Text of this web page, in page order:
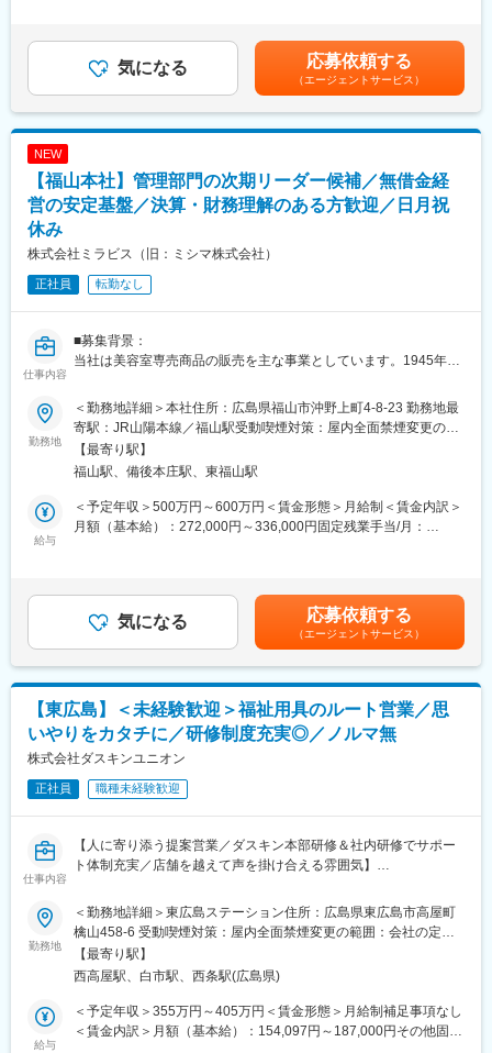
「Change」時代の変化に対応した、柔軟性のある企業を目指しま
「Chance」努力する者のみ機会が与えられます。これを逃さぬよ
変更の範囲：会社の定める業務
・現場納品、現場実測、見積作成
・工事関係者との打合せ、職人の手配
■組織構成：
拡大フェーズであり、若手も裁量持って活躍できます！
各県に営業所がある為、県外出張はほとんどございません。
担当エリアでの営業活動を中心に実施頂きます！
■研修制度
未経験の方は、慣れるまで先輩社員が同行します。
★入社後1か月
・商材知識を身に着ける（「建材の種類や、その施工方法の勉強
からスタートし、メーカーさんの勉強会、ショールーム見学）
・電話受注からスタート
■同社について：
福岡市天神に本社を構える、インテリアの総合商社として、メー
カーと内装業者との橋渡しを担ってます。商品の取扱数は九州ト
ビス体制の確立をめざして、九州一円にネットワークを整備。福
岡市天神の本社を拠点とし、福岡東・福岡西・福岡南・北九州・
山口・長崎・熊本・大分・宮崎・鹿児島に営業所、久留米に出張
所を展開しています。また、沖縄には総代理店を持ち、福岡本社
との密接な連携のもと、地域特有のニーズの発掘と地場の特性に
密着した活動を展開しています。
変更の範囲：会社の定める業務
有＜給与補足＞■昇給：あり■賞与：年2回（計3.20ヶ月分※前年度
実績）■固定残業手当：45時間分を営業手当として支給■その他固
定手当：・住宅（一律）手当：10,000円賃金はあくまでも目安の
金額であり、選考を通じて上下する可能性があります。月給(月額)
は固定手当を含めた表記です。
気になる 応募依頼する
（エージェントサービス）
NEW
【福山本社】管理部門の次期リーダー候補／無借金経
営の安定基盤／決算・財務理解のある方歓迎／日月祝
休み
株式会社ミラビス（旧：ミシマ株式会社）
正社員 転勤なし
仕事内容
■募集背景：
当社は美容室専売商品の販売を主な事業としています。1945年創
今回は財務・経理管理部門の世代交代を見据えた増員募集を行っ
ています。経理の実務経験は不問です。
財務系の知識がある方は是非ご応募ください。
■業務内容：
財務を中心に管理部門の幅広い業務に携わっていただきます。
まずは実務を習得し、その後は管理部長が担っている領域も徐々
・月次／年次決算業務（顧問税理士とのコミュニケーション含
む）
・給与計算・勤怠管理（秘匿性の高い情報のため給与計算・勤怠
・銀行や外部機関とのやり取り
・管理部長の業務サポート
※会計事務所のサポートがあるため、経理業務の難易度は高くあり
ません。
※まずは既存メンバーと連携しながら業務に慣れていただきます。
■このような方を求めています：
・会社の数字を理解し、経営に近い立場で働きたい
・金融業界にて決算書分析による与信判断や財務分析をされてい
た方
■入社後の流れ：
入社後に1週間、当社についての基礎研修を行います。その後経理
に配属、部門で研修を行います。
・平均有休取得日数：10.19日
・日・月・祝休みでワークライフバランスが整います
勤務地
＜勤務地詳細＞本社住所：広島県福山市沖野上町4-8-23 勤務地最
寄駅：JR山陽本線／福山駅受動喫煙対策：屋内全面禁煙変更の範
囲：会社の定める事業所
【最寄り駅】
福山駅、備後本庄駅、東福山駅
給与
＜予定年収＞500万円～600万円＜賃金形態＞月給制＜賃金内訳＞
月額（基本給）：272,000円～336,000円固定残業手当/月：
昇給：年1回■賞与：年2回（7月、12月）※過去実績3.1ヶ月分賃金
はあくまでも目安の金額であり、選考を通じて上下する可能性が
あります。月給(月額)は固定手当を含めた表記です。
気になる 応募依頼する
（エージェントサービス）
【東広島】＜未経験歓迎＞福祉用具のルート営業／思
いやりをカタチに／研修制度充実◎／ノルマ無
株式会社ダスキンユニオン
正社員 職種未経験歓迎
仕事内容
【人に寄り添う提案営業／ダスキン本部研修＆社内研修でサポー
ト体制充実／店舗を越えて声を掛け合える雰囲気】
ダスキンFCトップクラスの実績を誇る当社にて、福祉用具のルー
ト営業をお任せします。
「ありがとう」が直接届く、社会貢献性の高いお仕事です。
■業務概要
＜商材＞介護ベッド、歩行器、車いす、杖等の福祉用具
＜営業先＞居宅介護支援事業所・病院などケアマネジャーさんの
勤務地
＜勤務地詳細＞東広島ステーション住所：広島県東広島市高屋町
檎山458-6 受動喫煙対策：屋内全面禁煙変更の範囲：会社の定め
る事業所
【最寄り駅】
西高屋駅、白市駅、西条駅(広島県)
給与
＜予定年収＞355万円～405万円＜賃金形態＞月給制補足事項なし
＜賃金内訳＞月額（基本給）：154,097円～187,000円その他固定